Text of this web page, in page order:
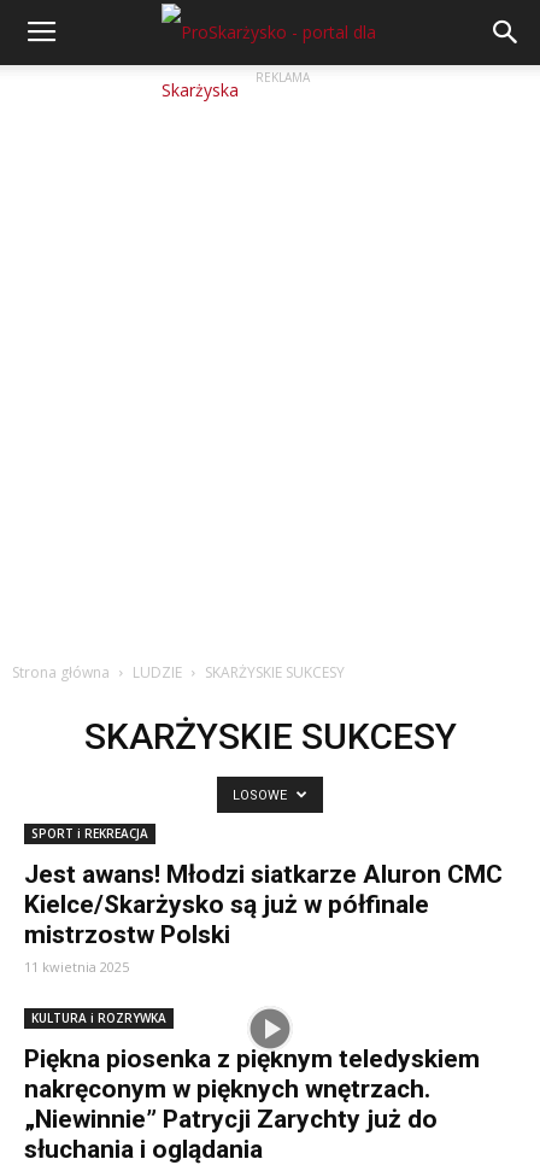
REKLAMA
Strona główna LUDZIE SKARŻYSKIE SUKCESY
SKARŻYSKIE SUKCESY
LOSOWE
SPORT i REKREACJA
Jest awans! Młodzi siatkarze Aluron CMC
Kielce/Skarżysko są już w półfinale
mistrzostw Polski
11 kwietnia 2025
KULTURA i ROZRYWKA
Piękna piosenka z pięknym teledyskiem
nakręconym w pięknych wnętrzach.
„Niewinnie” Patrycji Zarychty już do
słuchania i oglądania